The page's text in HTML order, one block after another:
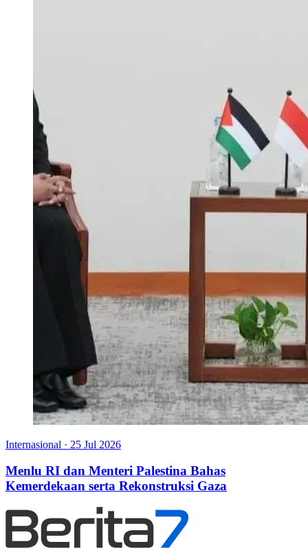
Internasional · 25 Jul 2026
Menlu RI dan Menteri Palestina Bahas
Kemerdekaan serta Rekonstruksi Gaza